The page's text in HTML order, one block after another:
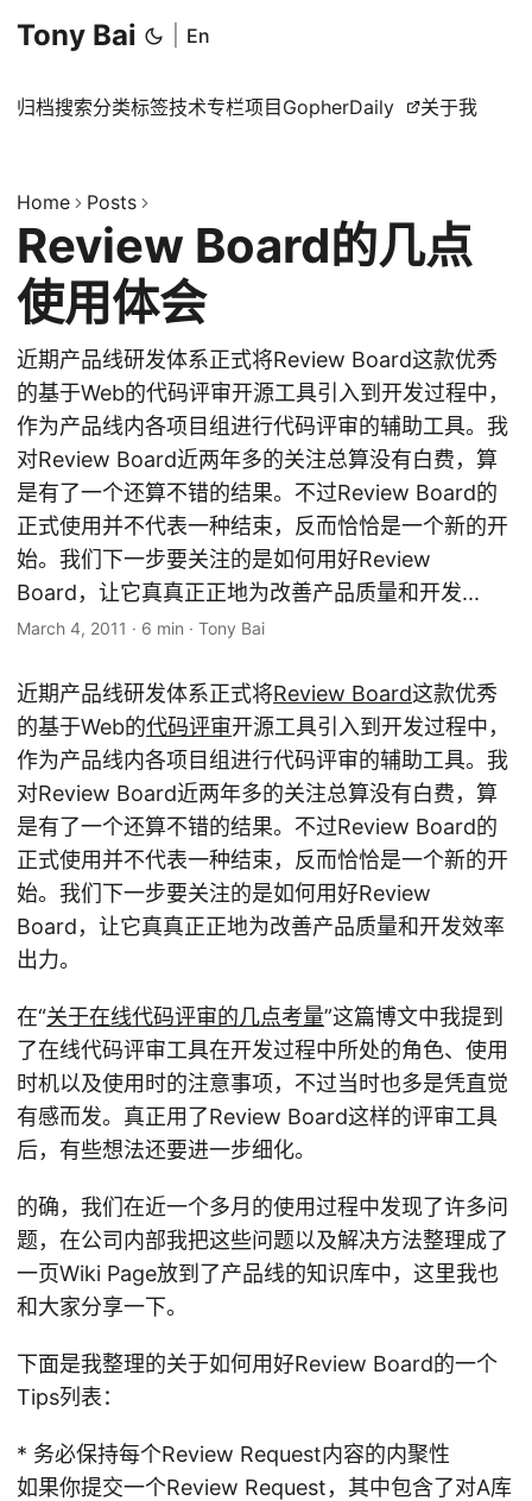
Tony Bai En
归档搜索分类标签技术专栏项目 GopherDaily 关于我
Home Posts
Review Board的几点
使用体会
近期产品线研发体系正式将Review Board这款优秀
的基于Web的代码评审开源工具引入到开发过程中，
作为产品线内各项目组进行代码评审的辅助工具。我
对Review Board近两年多的关注总算没有白费，算
是有了一个还算不错的结果。不过Review Board的
正式使用并不代表一种结束，反而恰恰是一个新的开
始。我们下一步要关注的是如何用好Review
Board，让它真真正正地为改善产品质量和开发...
March 4, 2011 · 6 min · Tony Bai
近期产品线研发体系正式将Review Board这款优秀
的基于Web的代码评审开源工具引入到开发过程中，
作为产品线内各项目组进行代码评审的辅助工具。我
对Review Board近两年多的关注总算没有白费，算
是有了一个还算不错的结果。不过Review Board的
正式使用并不代表一种结束，反而恰恰是一个新的开
始。我们下一步要关注的是如何用好Review
Board，让它真真正正地为改善产品质量和开发效率
出力。
在“关于在线代码评审的几点考量”这篇博文中我提到
了在线代码评审工具在开发过程中所处的角色、使用
时机以及使用时的注意事项，不过当时也多是凭直觉
有感而发。真正用了Review Board这样的评审工具
后，有些想法还要进一步细化。
的确，我们在近一个多月的使用过程中发现了许多问
题，在公司内部我把这些问题以及解决方法整理成了
一页Wiki Page放到了产品线的知识库中，这里我也
和大家分享一下。
下面是我整理的关于如何用好Review Board的一个
Tips列表：
* 务必保持每个Review Request内容的内聚性
如果你提交一个Review Request，其中包含了对A库